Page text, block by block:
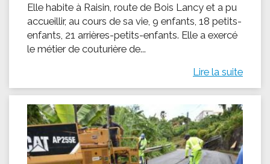
Elle habite à Raisin, route de Bois Lancy et a pu
accueillir, au cours de sa vie, 9 enfants, 18 petits-
enfants, 21 arrières-petits-enfants. Elle a exercé
le métier de couturière de...
Lire la suite